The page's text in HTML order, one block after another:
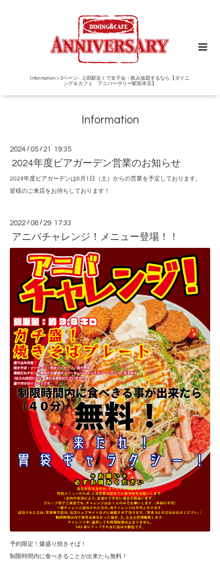
Information > 2ページ - 上田駅近くで女子会・飲み放題するなら【ダイニ
ング＆カフェ アニバーサリー駅前本店】
Information
2024 /05 / 21 19:35
2024年度ビアガーデン営業のお知らせ
2024年度ビアガーデンは6月1日（土）からの営業を予定しております。
皆様のご来店をお待ちしております！
2022 /06 / 29 17:33
アニバチャレンジ！メニュー登場！！
予約限定！爆盛り焼きそば！
制限時間内に食べきることが出来たら無料！